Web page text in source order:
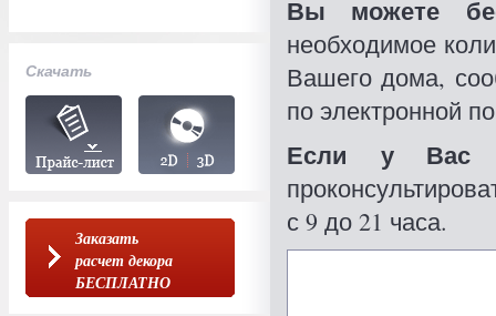
Скачать
Заказать
расчет декора
БЕСПЛАТНО
Вы можете
необходимое
Вашего дома,
по электронной
Если у Вас
с 9 до 21 часа.